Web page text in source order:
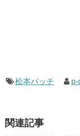
松本バッチ p-
関連記事